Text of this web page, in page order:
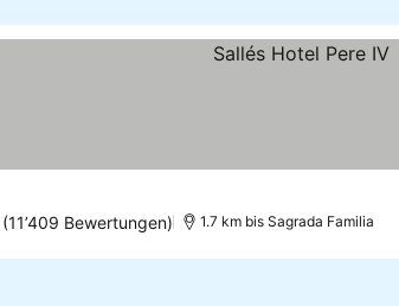
(11’409 Bewertungen) 1.7 km bis Sagrada Familia